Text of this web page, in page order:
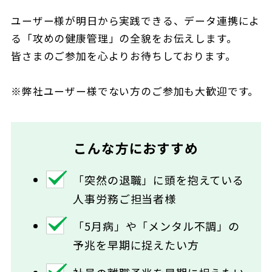
ユーザー様が明日から実践できる、データ連携によ
る「攻めの健康管理」の全貌をお伝えします。
皆さまのご参加を心よりお待ちしております。
※弊社ユーザー様でない方のご参加も大歓迎です。
こんな方におすすめ
「突然の退職」に頭を抱えている
人事労務ご担当者様
「5月病」や「メンタル不調」の
予兆を早期に捉えたい方